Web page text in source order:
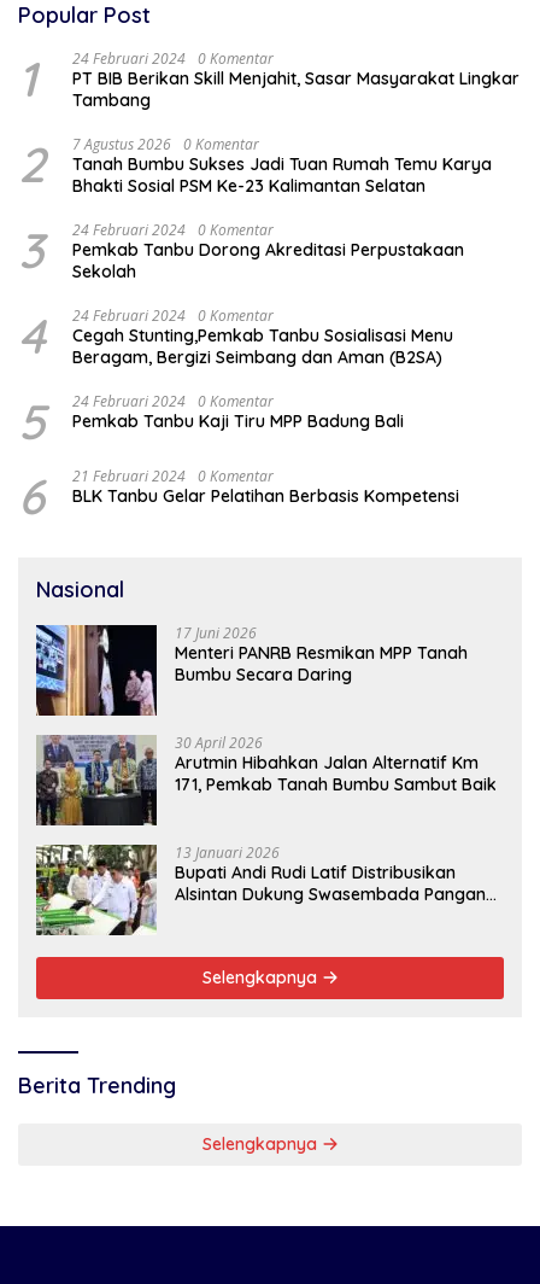
Popular Post
1 24 Februari 2024 0 Komentar
PT BIB Berikan Skill Menjahit, Sasar Masyarakat Lingkar
Tambang
2 7 Agustus 2026 0 Komentar
Tanah Bumbu Sukses Jadi Tuan Rumah Temu Karya
Bhakti Sosial PSM Ke-23 Kalimantan Selatan
3 24 Februari 2024 0 Komentar
Pemkab Tanbu Dorong Akreditasi Perpustakaan
Sekolah
4 24 Februari 2024 0 Komentar
Cegah Stunting,Pemkab Tanbu Sosialisasi Menu
Beragam, Bergizi Seimbang dan Aman (B2SA)
5 24 Februari 2024 0 Komentar
Pemkab Tanbu Kaji Tiru MPP Badung Bali
6 21 Februari 2024 0 Komentar
BLK Tanbu Gelar Pelatihan Berbasis Kompetensi
Nasional
17 Juni 2026
Menteri PANRB Resmikan MPP Tanah
Bumbu Secara Daring
30 April 2026
Arutmin Hibahkan Jalan Alternatif Km
171, Pemkab Tanah Bumbu Sambut Baik
13 Januari 2026
Bupati Andi Rudi Latif Distribusikan
Alsintan Dukung Swasembada Pangan
Selengkapnya
Berita Trending
Selengkapnya